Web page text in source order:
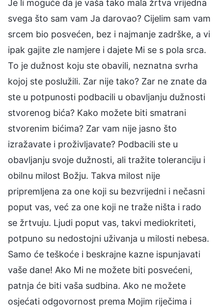
Je li moguće da je vaša tako mala žrtva vrijedna
svega što sam vam Ja darovao? Cijelim sam vam
srcem bio posvećen, bez i najmanje zadrške, a vi
ipak gajite zle namjere i dajete Mi se s pola srca.
To je dužnost koju ste obavili, neznatna svrha
kojoj ste poslužili. Zar nije tako? Zar ne znate da
ste u potpunosti podbacili u obavljanju dužnosti
stvorenog bića? Kako možete biti smatrani
stvorenim bićima? Zar vam nije jasno što
izražavate i proživljavate? Podbacili ste u
obavljanju svoje dužnosti, ali tražite toleranciju i
obilnu milost Božju. Takva milost nije
pripremljena za one koji su bezvrijedni i nečasni
poput vas, već za one koji ne traže ništa i rado
se žrtvuju. Ljudi poput vas, takvi mediokriteti,
potpuno su nedostojni uživanja u milosti nebesa.
Samo će teškoće i beskrajne kazne ispunjavati
vaše dane! Ako Mi ne možete biti posvećeni,
patnja će biti vaša sudbina. Ako ne možete
osjećati odgovornost prema Mojim riječima i